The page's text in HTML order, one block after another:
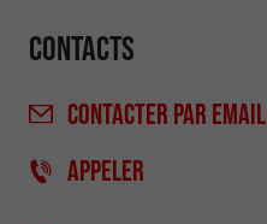
Contacts
CONTACTER PAR EMAIL
APPELER